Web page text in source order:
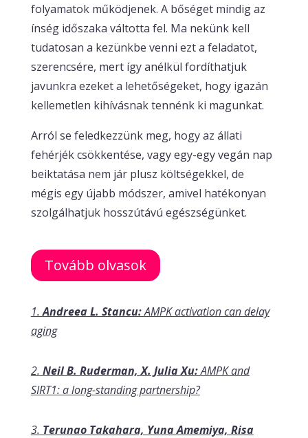
folyamatok működjenek. A bőséget mindig az
ínség időszaka váltotta fel. Ma nekünk kell
tudatosan a kezünkbe venni ezt a feladatot,
szerencsére, mert így anélkül fordíthatjuk
javunkra ezeket a lehetőségeket, hogy igazán
kellemetlen kihívásnak tennénk ki magunkat.
Arról se feledkezzünk meg, hogy az állati
fehérjék csökkentése, vagy egy-egy vegán nap
beiktatása nem jár plusz költségekkel, de
mégis egy újabb módszer, amivel hatékonyan
szolgálhatjuk hosszútávú egészségünket.
Tovább olvasok
1.Andreea L. Stancu:AMPK activation can delay
aging
2. Neil B. Ruderman, X. Julia Xu:AMPK and
SIRT1: a long-standing partnership?
3. Terunao Takahara, Yuna Amemiya, Risa